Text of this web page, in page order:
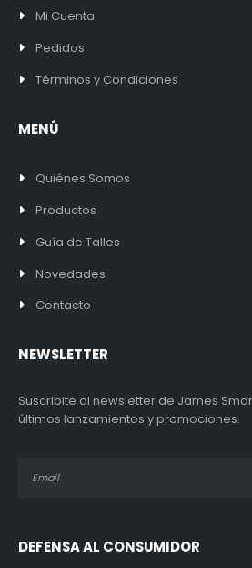
Mi Cuenta
Pedidos
Términos y Condiciones
MENÚ
Quiénes Somos
Productos
Guía de Talles
Novedades
Contacto
NEWSLETTER
Suscribite al newsletter de James
últimos lanzamientos y promociones.
DEFENSA AL CONSUMIDOR